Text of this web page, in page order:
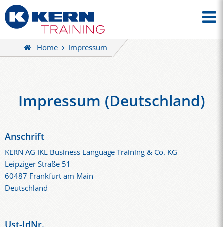
Home Impressum
Impressum (Deutschland)
Anschrift
KERN AG IKL Business Language Training & Co. KG
Leipziger Straße 51
60487 Frankfurt am Main
Deutschland
Ust-IdNr.